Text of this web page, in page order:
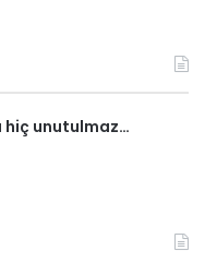
hiç unutulmaz…